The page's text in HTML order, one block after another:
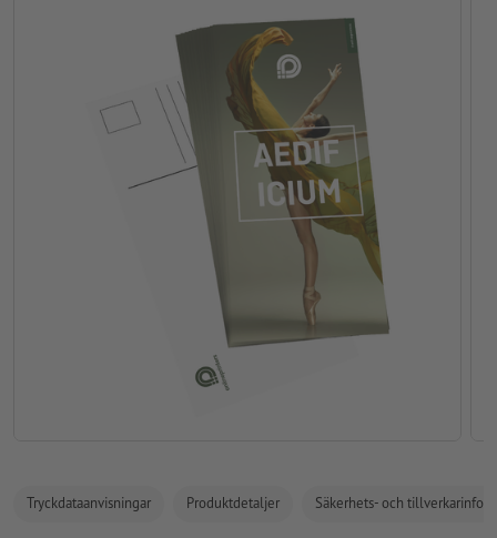
Tryckdataanvisningar Produktdetaljer Säkerhets- och